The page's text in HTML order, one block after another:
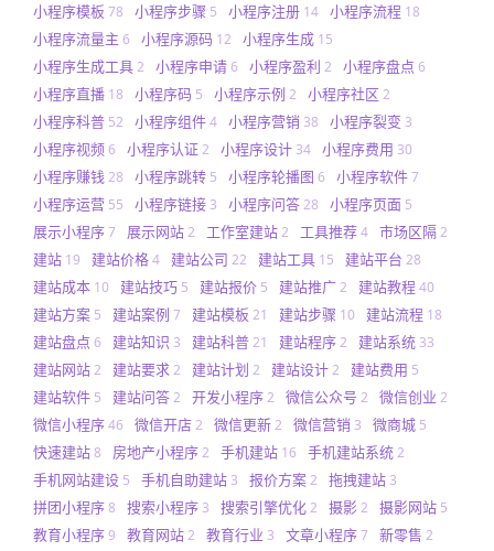
小程序模板 78 小程序步骤 5 小程序注册 14 小程序流程 18
小程序流量主 6 小程序源码 12 小程序生成 15
小程序生成工具2 小程序申请6 小程序盈利 2 小程序盘点 6
小程序直播 18 小程序码 5 小程序示例 2 小程序社区 2
小程序科普 52 小程序组件4 小程序营销 38 小程序裂变 3
小程序视频6 小程序认证2 小程序设计 34 小程序费用 30
小程序赚钱28 小程序跳转 5 小程序轮播图 6 小程序软件7
小程序运营 55 小程序链接 3 小程序问答28 小程序页面 5
展示小程序7 展示网站2 工作室建站2 工具推荐4 市场区隔2
建站 19 建站价格4 建站公司 22 建站工具 15 建站平台 28
建站成本 10 建站技巧 5 建站报价 5 建站推广2 建站教程40
建站方案 5 建站案例 7 建站模板 21 建站步骤 10 建站流程 18
建站盘点 6 建站知识 3 建站科普21 建站程序2 建站系统 33
建站网站2 建站要求2 建站计划 2 建站设计2 建站费用 5
建站软件 5 建站问答2 开发小程序2 微信公众号 2 微信创业 2
微信小程序46 微信开店2 微信更新2 微信营销 3 微商城 5
快速建站8 房地产小程序2 手机建站 16 手机建站系统2
手机网站建设 5 手机自助建站 3 报价方案2 拖拽建站 3
拼团小程序8 搜索小程序 3 搜索引擎优化2 摄影2 摄影网站 5
教育小程序9 教育网站2 教育行业 3 文章小程序7 新零售 2